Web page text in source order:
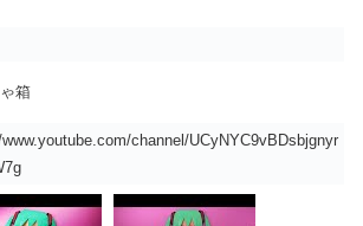
箱
channel/UCyNYC9vBDsbjgnyr